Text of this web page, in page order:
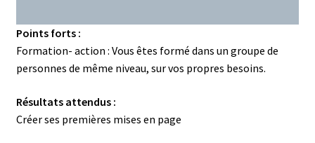
Points forts :
Formation- action : Vous êtes formé dans un groupe de
personnes de même niveau, sur vos propres besoins.
Résultats attendus :
Créer ses premières mises en page